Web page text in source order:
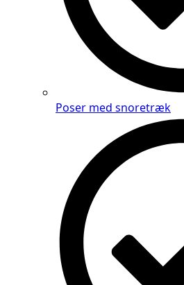
Poser med snoretræk